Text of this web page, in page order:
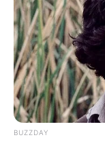
BUZZDAY